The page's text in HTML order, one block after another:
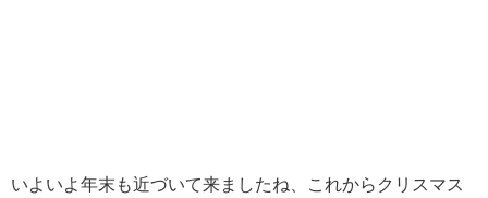
いよいよ年末も近づいて来ましたね、これからクリスマス